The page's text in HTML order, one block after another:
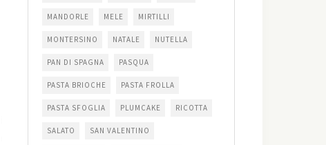
MANDORLE MELE MIRTILLI
MONTERSINO NATALE NUTELLA
PAN DI SPAGNA PASQUA
PASTA BRIOCHE PASTA FROLLA
PASTA SFOGLIA PLUMCAKE RICOTTA
SALATO SAN VALENTINO